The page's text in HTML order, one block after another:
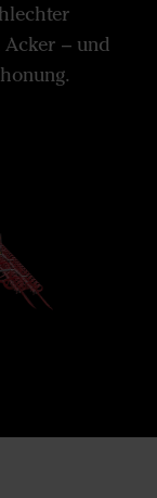
– und